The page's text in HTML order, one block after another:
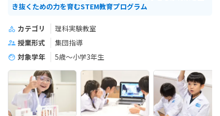
き抜くための力を育むSTEM教育プログラム
カテゴリ
理科実験教室
授業形式
集団指導
対象学年
5歳〜小学3年生